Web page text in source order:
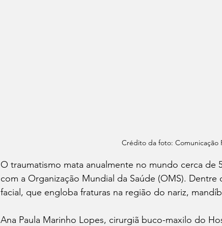
Crédito da foto: Comunicação
O traumatismo mata anualmente no mundo cerca de
com a Organização Mundial da Saúde (OMS).
facial, que engloba fraturas na região do nariz,
Ana Paula Marinho Lopes, cirurgiã buco-maxilo do